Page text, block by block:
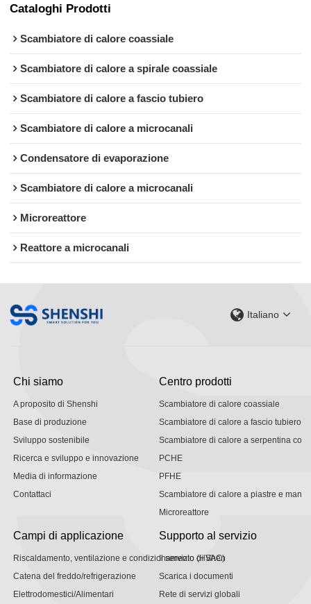
Cataloghi Prodotti
Scambiatore di calore coassiale
Scambiatore di calore a spirale coassiale
Scambiatore di calore a fascio tubiero
Scambiatore di calore a microcanali
Condensatore di evaporazione
Scambiatore di calore a microcanali
Microreattore
Reattore a microcanali
Italiano
Chi siamo
A proposito di Shenshi
Base di produzione
Sviluppo sostenibile
Ricerca e sviluppo e innovazione
Media di informazione
Contattaci
Centro prodotti
Scambiatore di calore coassiale
Scambiatore di calore a fascio tubiero
Scambiatore di calore a serpentina con
PCHE
PFHE
Scambiatore di calore a piastre e
Microreattore
Campi di applicazione
Riscaldamento, ventilazione e condizionamento (HVAC)
Catena del freddo/refrigerazione
Elettrodomestici/Alimentari
Supporto al servizio
Il servizio di Shen
Scarica i documenti
Rete di servizi globali